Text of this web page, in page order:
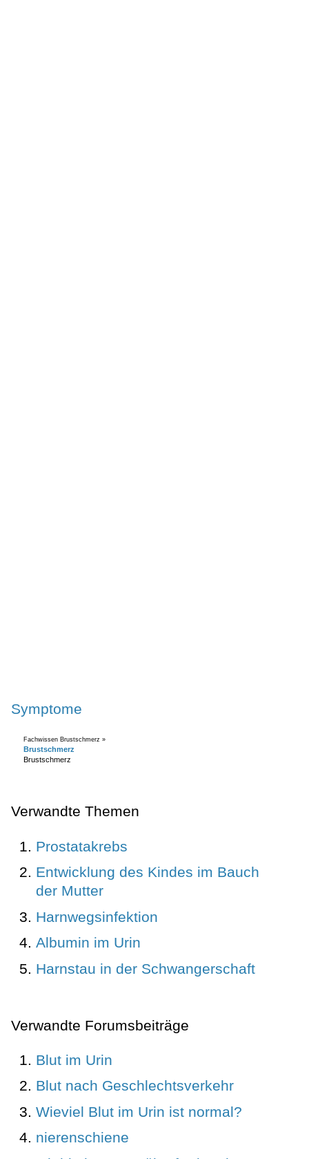
Symptome
Fachwissen Brustschmerz »
Brustschmerz
Brustschmerz
Verwandte Themen
Prostatakrebs
Entwicklung des Kindes im Bauch
der Mutter
Harnwegsinfektion
Albumin im Urin
Harnstau in der Schwangerschaft
Verwandte Forumsbeiträge
Blut im Urin
Blut nach Geschlechtsverkehr
Wieviel Blut im Urin ist normal?
nierenschiene